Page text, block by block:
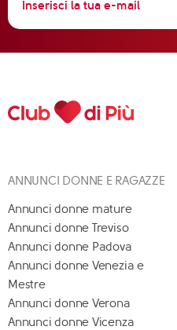
ANNUNCI DONNE E RAGAZZE
Annunci donne mature
Annunci donne Treviso
Annunci donne Padova
Annunci donne Venezia e
Mestre
Annunci donne Verona
Annunci donne Vicenza